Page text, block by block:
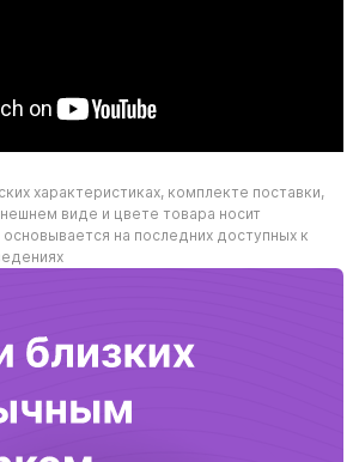
характеристиках, комплекте поставки,
виде и цвете товара носит
на последних доступных к